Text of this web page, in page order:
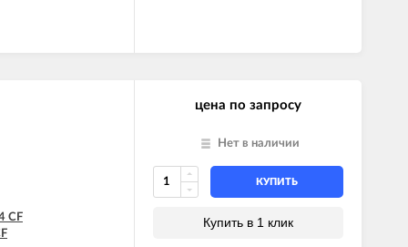
CF
цена по запросу
Нет в наличии
КУПИТЬ
Купить в 1 клик